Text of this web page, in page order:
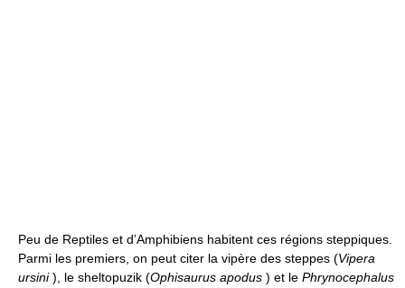
Peu de Reptiles et d’Amphibiens habitent ces régions steppiques.
Parmi les premiers, on peut citer la vipère des steppes (Vipera
ursini), le sheltopuzik (Ophisaurus apodus ) et le Phrynocephalus